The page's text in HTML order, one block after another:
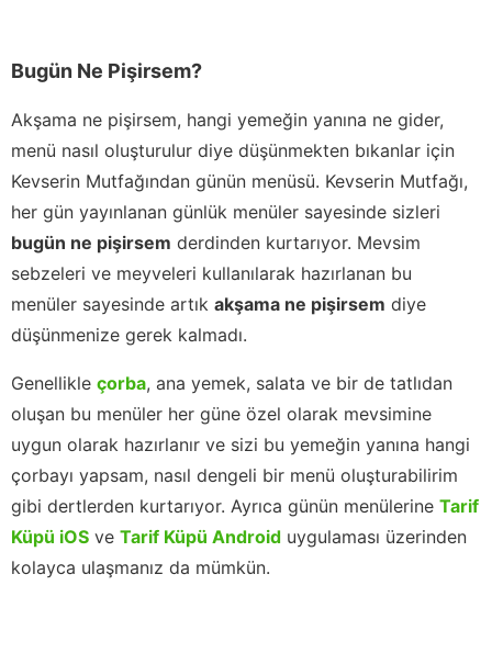
Bugün Ne Pişirsem?
Akşama ne pişirsem, hangi yemeğin yanına ne gider,
menü nasıl oluşturulur diye düşünmekten bıkanlar için
Kevserin Mutfağından günün menüsü. Kevserin Mutfağı,
her gün yayınlanan günlük menüler sayesinde sizleri
bugün ne pişirsem derdinden kurtarıyor. Mevsim
sebzeleri ve meyveleri kullanılarak hazırlanan bu
menüler sayesinde artık akşama ne pişirsem diye
düşünmenize gerek kalmadı.
Genellikle çorba, ana yemek, salata ve bir de tatlıdan
oluşan bu menüler her güne özel olarak mevsimine
uygun olarak hazırlanır ve sizi bu yemeğin yanına hangi
çorbayı yapsam, nasıl dengeli bir menü oluşturabilirim
gibi dertlerden kurtarıyor. Ayrıca günün menülerine Tarif
Küpü iOS ve Tarif Küpü Android uygulaması üzerinden
kolayca ulaşmanız da mümkün.